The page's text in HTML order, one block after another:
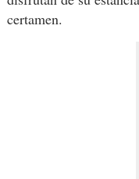
certamen.